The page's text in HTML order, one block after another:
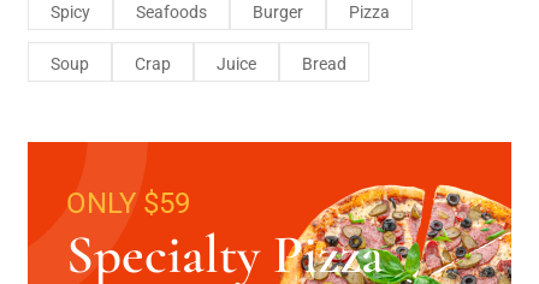
Spicy Seafoods Burger Pizza
Soup Crap Juice Bread
ONLY $59
Specialty Pizza